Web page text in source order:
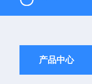
产品中心